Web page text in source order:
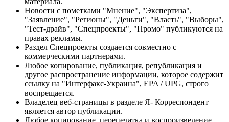
Новости с пометками "Мнение", "Экспертиза",
"Заявление", "Регионы", "Деньги", "Власть", "Выборы",
"Тест-драйв", "Спецпроекты", "Промо" публикуются на
правах рекламы.
Раздел Спецпроекты создается совместно с
коммерческими партнерами.
Любое копирование, публикация, републикация и
другое распространение информации, которое содержит
ссылку на "Интерфакс-Украина", EPA / UPG, строго
воспрещается.
Владелец веб-страницы в разделе Я- Корреспондент
является автор публикации.
Любое копирование, перепечатка и воспроизведение